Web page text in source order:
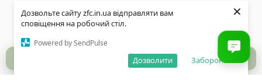
Дозвольте сайту zfc.in.ua відправляти вам
сповіщення на робочий стіл.
Powered by SendPulse
Заборонити
Дозволити
×
Контактна інформація
© 2026